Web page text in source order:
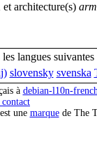
et architecture(s)
langues suivantes
slovensky svenska
à debian-l10n-
contact
une marquede The